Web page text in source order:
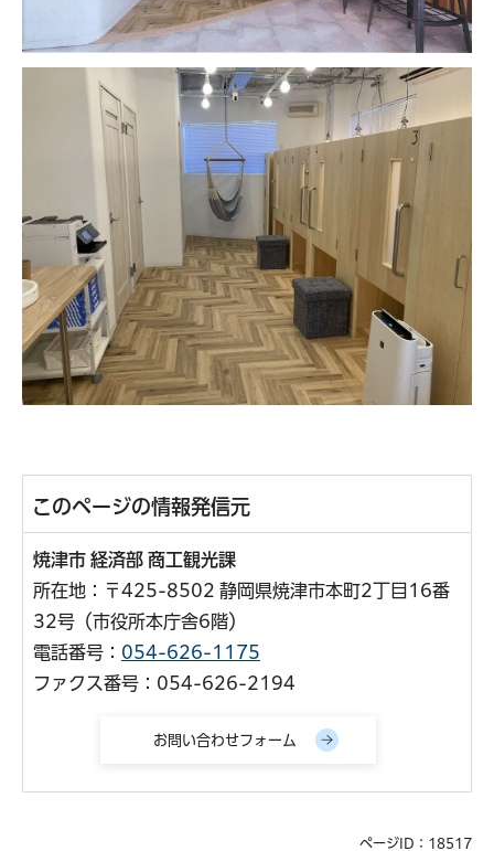
このページの情報発信元
焼津市 経済部 商工観光課
所在地：〒425-8502 静岡県焼津市本町2丁目16番
32号（市役所本庁舎6階）
電話番号： 054-626-1175
ファクス番号：054-626-2194
ページID：18517